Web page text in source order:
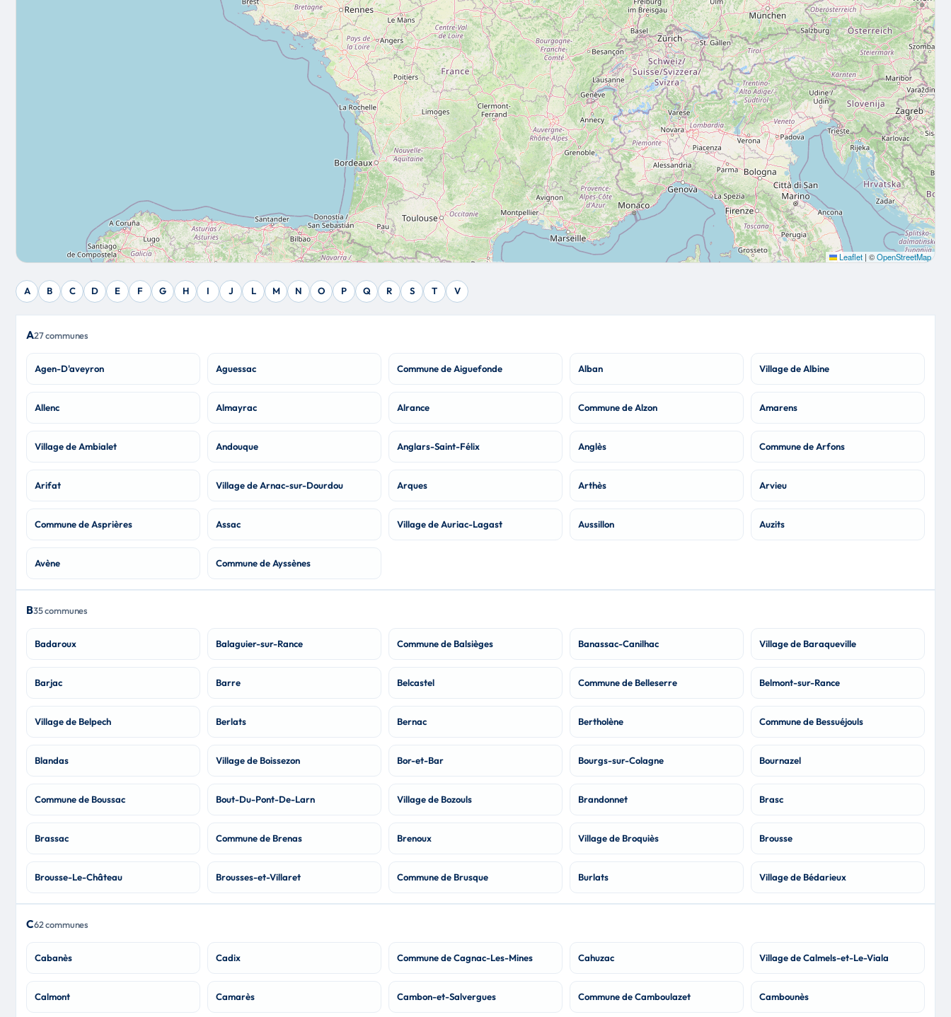
Leaflet | ©OpenStreetMap
A B C D E F G H I J L M N O P Q R S T V
A27 communes
Agen-D'aveyron Aguessac Commune de Aiguefonde Alban Village de Albine
Allenc Almayrac Alrance Commune de Alzon Amarens
Village de Ambialet Andouque Anglars-Saint-Félix Anglès Commune de Arfons
Arifat Village de Arnac-sur-Dourdou Arques Arthès Arvieu
Commune de Asprières Assac Village de Auriac-Lagast Aussillon Auzits
Avène Commune de Ayssènes
B35 communes
Badaroux Balaguier-sur-Rance Commune de Balsièges Banassac-Canilhac Village de Baraqueville
Barjac Barre Belcastel Commune de Belleserre Belmont-sur-Rance
Village de Belpech Berlats Bernac Bertholène Commune de Bessuéjouls
Blandas Village de Boissezon Bor-et-Bar Bourgs-sur-Colagne Bournazel
Commune de Boussac Bout-Du-Pont-De-Larn Village de Bozouls Brandonnet Brasc
Brassac Commune de Brenas Brenoux Village de Broquiès Brousse
Brousse-Le-Château Brousses-et-Villaret Commune de Brusque Burlats Village de Bédarieux
C62 communes
Cabanès Cadix Commune de Cagnac-Les-Mines Cahuzac Village de Calmels-et-Le-Viala
Calmont Camarès Cambon-et-Salvergues Commune de Camboulazet Cambounès